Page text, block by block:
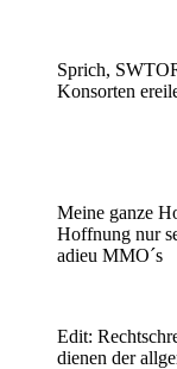
Sprich,
Konsorten
Meine ganze
Hoffnung nur
adieu MMO´s
Edit:
dienen der